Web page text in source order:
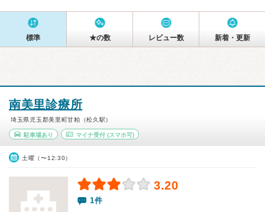
標準 ★の数 レビュー数 新着・更新
南美里診療所
埼玉県児玉郡美里町甘粕（松久駅）
駐車場あり マイナ受付(スマホ可)
土曜（〜12:30）
3.20
1件